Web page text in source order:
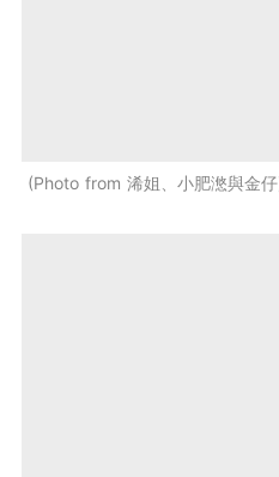
Photo from 浠姐、小肥滺與金仔